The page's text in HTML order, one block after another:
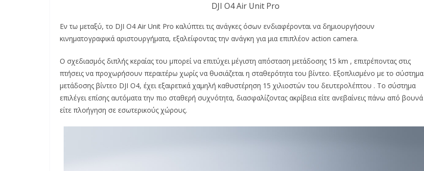
DJI O4 Air Unit Pro
Εν τω μεταξύ, το DJI O4 Air Unit Pro καλύπτει τις ανάγκες όσων ενδιαφέρονται να δημιουργήσουν
κινηματογραφικά αριστουργήματα, εξαλείφοντας την ανάγκη για μια επιπλέον action camera.
Ο σχεδιασμός διπλής κεραίας του μπορεί να επιτύχει μέγιστη απόσταση μετάδοσης 15 km , επιτρέποντας στις
πτήσεις να προχωρήσουν περαιτέρω χωρίς να θυσιάζεται η σταθερότητα του βίντεο. Εξοπλισμένο με το σύστημα
μετάδοσης βίντεο DJI O4, έχει εξαιρετικά χαμηλή καθυστέρηση 15 χιλιοστών του δευτερολέπτου . Το σύστημα
επιλέγει επίσης αυτόματα την πιο σταθερή συχνότητα, διασφαλίζοντας ακρίβεια είτε ανεβαίνεις πάνω από βουνά
είτε πλοήγηση σε εσωτερικούς χώρους.